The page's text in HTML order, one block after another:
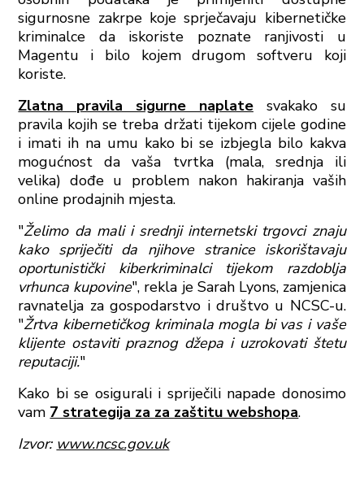
sigurnosne zakrpe koje sprječavaju kibernetičke
kriminalce da iskoriste poznate ranjivosti u
Magentu i bilo kojem drugom softveru koji
koriste.
Zlatna pravila sigurne naplatesvakako su
pravila kojih se treba držati tijekom cijele godine
i imati ih na umu kako bi se izbjegla bilo kakva
mogućnost da vaša tvrtka (mala, srednja ili
velika) dođe u problem nakon hakiranja vaših
online prodajnih mjesta.
"Želimo da mali i srednji internetski trgovci znaju
kako spriječiti da njihove stranice iskorištavaju
oportunistički kiberkriminalci tijekom razdoblja
vrhunca kupovine", rekla je Sarah Lyons, zamjenica
ravnatelja za gospodarstvo i društvo u NCSC-u.
"Žrtva kibernetičkog kriminala mogla bi vas i vaše
klijente ostaviti praznog džepa i uzrokovati štetu
reputaciji."
Kako bi se osigurali i spriječili napade donosimo
vam 7 strategija za za zaštitu webshopa.
Izvor: www.ncsc.gov.uk